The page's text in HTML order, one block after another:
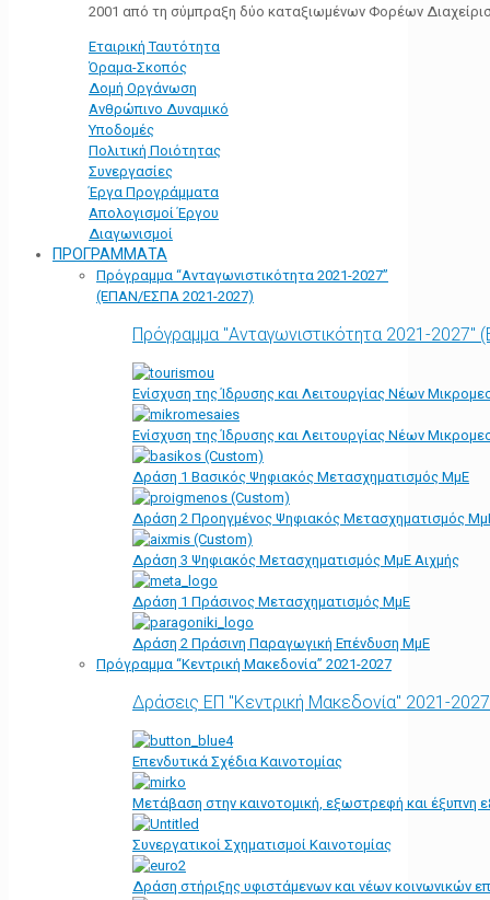
2001 από τη σύμπραξη δύο καταξιωμένων Φορέων
Εταιρική Ταυτότητα
Όραμα-Σκοπός
Δομή Οργάνωση
Ανθρώπινο Δυναμικό
Υποδομές
Πολιτική Ποιότητας
Συνεργασίες
Έργα Προγράμματα
Απολογισμοί Έργου
Διαγωνισμοί
ΠΡΟΓΡΑΜΜΑΤΑ
Πρόγραμμα “Ανταγωνιστικότητα 2021-2027”
(ΕΠΑΝ/ΕΣΠΑ 2021-2027)
Πρόγραμμα "Ανταγωνιστικότητα 2021-
Ενίσχυση της Ίδρυσης και Λειτουργίας Νέων
Ενίσχυση της Ίδρυσης και Λειτουργίας Νέων
Δράση 1 Βασικός Ψηφιακός Μετασχηματισμός ΜμΕ
Δράση 2 Προηγμένος Ψηφιακός Μετασχηματισμός
Δράση 3 Ψηφιακός Μετασχηματισμός ΜμΕ Αιχμής
Δράση 1 Πράσινος Μετασχηματισμός ΜμΕ
Δράση 2 Πράσινη Παραγωγική Επένδυση ΜμΕ
Πρόγραμμα “Κεντρική Μακεδονία” 2021-2027
Δράσεις ΕΠ "Κεντρική Μακεδονία" 2021-2027
Επενδυτικά Σχέδια Καινοτομίας
Μετάβαση στην καινοτομική, εξωστρεφή και έξυπνη
Συνεργατικοί Σχηματισμοί Καινοτομίας
Δράση στήριξης υφιστάμενων και νέων κοινωνικών